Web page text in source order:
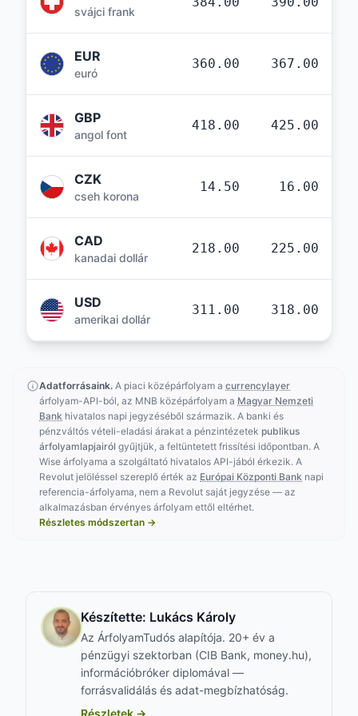
svájci frank
EUR
euró
360.00 367.00
GBP
angol font
418.00 425.00
CZK
cseh korona
14.50 16.00
CAD
kanadai dollár
218.00 225.00
USD
amerikai dollár
311.00 318.00
Adatforrásaink. A piaci középárfolyam a currencylayer
árfolyam-API-ból, az MNB középárfolyam a Magyar Nemzeti
Bank hivatalos napi jegyzéséből származik. A banki és
pénzváltós vételi-eladási árakat a pénzintézetek publikus
árfolyamlapjairól gyűjtjük, a feltüntetett frissítési időpontban. A
Wise árfolyama a szolgáltató hivatalos API-jából érkezik. A
Revolut jelöléssel szereplő érték az Európai Központi Bank napi
referencia-árfolyama, nem a Revolut saját jegyzése — az
alkalmazásban érvényes árfolyam ettől eltérhet.
Részletes módszertan →
Készítette: Lukács Károly
Az ÁrfolyamTudós alapítója. 20+ év a
pénzügyi szektorban (CIB Bank, money.hu),
információbróker diplomával —
forrásvalidálás és adat-megbízhatóság.
Részletek →